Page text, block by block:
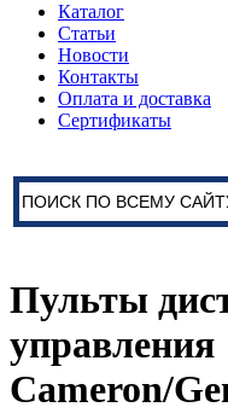
Каталог
Статьи
Новости
Контакты
Оплата и доставка
Сертификаты
Пульты
управления
Cameron/